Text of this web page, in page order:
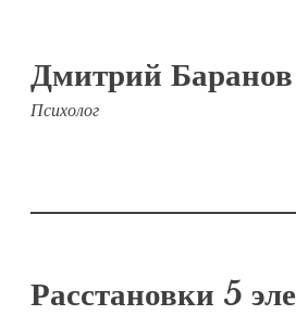
к
содержимому
Дмитрий Баранов
Психолог
Расстановки 5